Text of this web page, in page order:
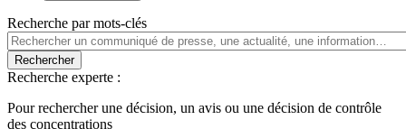
Recherche par mots-clés
Rechercher
Recherche experte :
Pour rechercher une décision, un avis ou une décision de contrôle
des concentrations